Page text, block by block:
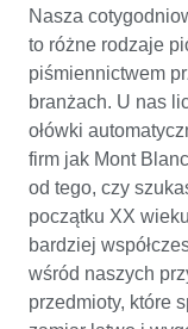
Nasza
to różne rodzaje
piśmiennictwem
branżach. U nas
ołówki
firm jak Mont
od tego, czy
początku XX
bardziej
wśród naszych
przedmioty, które